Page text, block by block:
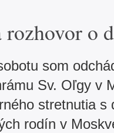
o
som
Sv. Oľgy v
stretnutia s
rodín v